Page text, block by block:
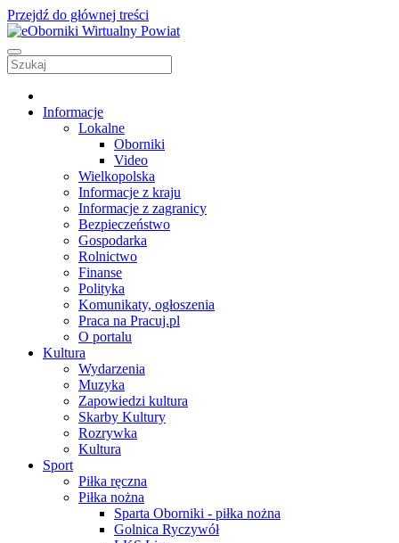
Przejdź do głównej treści
Informacje
Lokalne
Oborniki
Video
Wielkopolska
Informacje z kraju
Informacje z zagranicy
Bezpieczeństwo
Gospodarka
Rolnictwo
Finanse
Polityka
Komunikaty, ogłoszenia
Praca na Pracuj.pl
O portalu
Kultura
Wydarzenia
Muzyka
Zapowiedzi kultura
Skarby Kultury
Rozrywka
Kultura
Sport
Piłka ręczna
Piłka nożna
Sparta Oborniki - piłka nożna
Golnica Ryczywół